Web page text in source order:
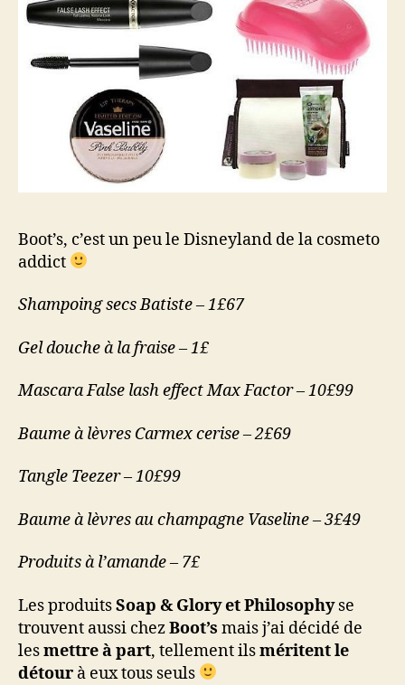
Boot’s, c’est un peu le Disneyland de la cosmeto
addict
Shampoing secs Batiste – 1£67
Gel douche à la fraise – 1£
Mascara False lash effect Max Factor – 10£99
Baume à lèvres Carmex cerise – 2£69
Tangle Teezer – 10£99
Baume à lèvres au champagne Vaseline – 3£49
Produits à l’amande – 7£
Les produitsSoap & Glory et Philosophyse
trouvent aussi chezBoot’s mais j’ai décidé de
lesmettre à part, tellement ilsméritent le
détour à eux tous seuls